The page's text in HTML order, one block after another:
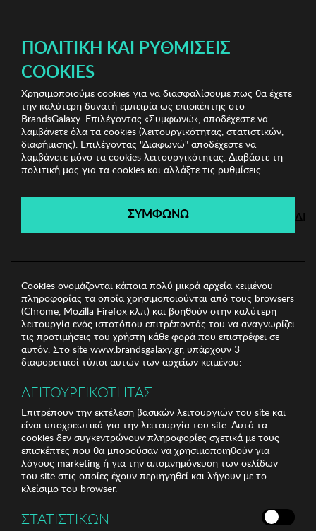
Jewels Shop Vol.2 Γυναικεία Σκουλαρίκια
Γυναικεία
Σκουλαρίκια Sadie
Jewels Shop Vol.2
Λήγει σε: 00ημέρες | 00ώρες 00λεπτά 00δευτ.
ΠΟΛΙΤΙΚΉ ΚΑΙ ΡΥΘΜΊΣΕΙΣ
COOKIES
Χρησιμοποιούμε cookies για να διασφαλίσουμε πως θα έχετε
την καλύτερη δυνατή εμπειρία ως επισκέπτης στο
BrandsGalaxy. Επιλέγοντας «Συμφωνώ», αποδέχεστε να
λαμβάνετε όλα τα cookies (λειτουργικότητας, στατιστικών,
διαφήμισης). Επιλέγοντας "Διαφωνώ" αποδέχεστε να
λαμβάνετε μόνο τα cookies λειτουργικότητας. Διαβάστε τη
πολιτική μας για τα cookies και αλλάξτε τις ρυθμίσεις.
ΣΥΜΦΩΝΩ
Cookies ονομάζονται κάποια πολύ μικρά αρχεία κειμένου
πληροφορίας τα οποία χρησιμοποιούνται από τους browsers
(Chrome, Mozilla Firefox κλπ) και βοηθούν στην καλύτερη
λειτουργία ενός ιστοτόπου επιτρέποντάς του να αναγνωρίζει
τις προτιμήσεις του χρήστη κάθε φορά που επιστρέφει σε
αυτόν. Στο site www.brandsgalaxy.gr, υπάρχουν 3
διαφορετικοί τύποι αυτών των αρχείων κειμένου:
ΛΕΙΤΟΥΡΓΙΚΟΤΗΤΑΣ
Επιτρέπουν την εκτέλεση βασικών λειτουργιών του site και
είναι υποχρεωτικά για την λειτουργία του site. Αυτά τα
cookies δεν συγκεντρώνουν πληροφορίες σχετικά με τους
επισκέπτες που θα μπορούσαν να χρησιμοποιηθούν για
λόγους marketing ή για την απομνημόνευση των σελίδων
του site στις οποίες έχουν περιηγηθεί και λήγουν με το
κλείσιμο του browser.
ΣΤΑΤΙΣΤΙΚΩΝ